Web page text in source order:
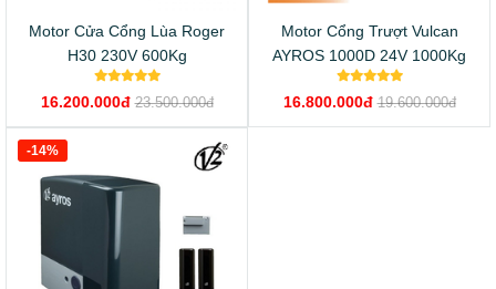
Motor Cửa Cổng Lùa Roger
H30 230V 600Kg
16.200.000đ 23.500.000đ
Motor Cổng Trượt Vulcan
AYROS 1000D 24V 1000Kg
16.800.000đ 19.600.000đ
-14%